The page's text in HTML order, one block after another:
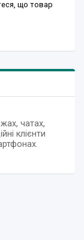
що товар
чатах,
клієнти